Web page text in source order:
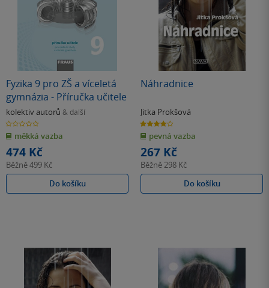
Fyzika 9 pro ZŠ a víceletá
gymnázia - Příručka učitele
kolektiv autorů & další
0.0
z
5
hvězdiček
měkká vazba
474 Kč
Běžně499 Kč
Do košíku
Náhradnice
Jitka Prokšová
4.0
z
5
hvězdiček
pevná vazba
267 Kč
Běžně298 Kč
Do košíku